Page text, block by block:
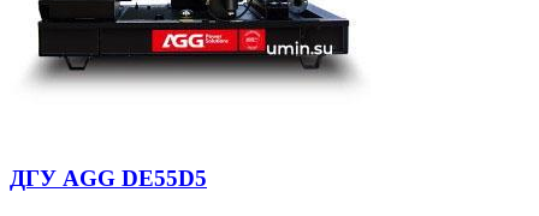
ДГУ AGG DE55D5